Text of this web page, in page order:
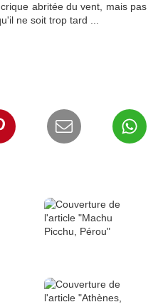
abritée du vent, mais pas
ne soit trop tard ...